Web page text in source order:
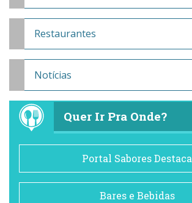
Restaurantes
Notícias
Quer Ir Pra Onde?
Portal Sabores Destaca
Bares e Bebidas